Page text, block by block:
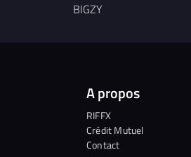
BIGZY
A propos
RIFFX
Crédit Mutuel
Contact